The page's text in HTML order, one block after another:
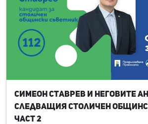
Симеон Ставрев и неговите
следващия Столичен
част 2